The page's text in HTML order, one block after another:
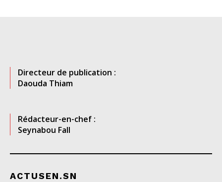
Directeur de publication :
Daouda Thiam
Rédacteur-en-chef :
Seynabou Fall
ACTUSEN.SN